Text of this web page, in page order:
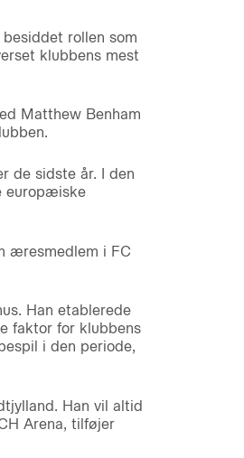
rollen som
klubbens mest
Matthew Benham
de sidste år. I den
europæiske
æresmedlem i FC
Han etablerede
faktor for klubbens
i den periode,
Han vil altid
Arena, tilføjer